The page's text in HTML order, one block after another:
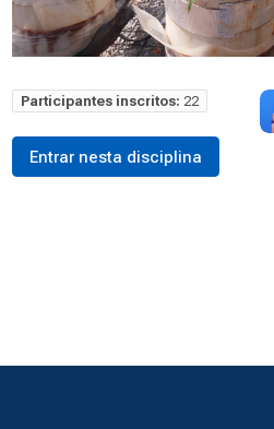
Participantes inscritos: 22
Entrar nesta disciplina